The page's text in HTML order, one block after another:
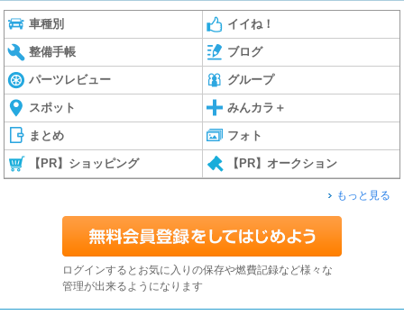
車種別 イイね！
整備手帳 ブログ
パーツレビュー グループ
スポット みんカラ＋
まとめ フォト
【PR】ショッピング 【PR】オークション
もっと見る
ログインするとお気に入りの保存や燃費記録など様々な
管理が出来るようになります